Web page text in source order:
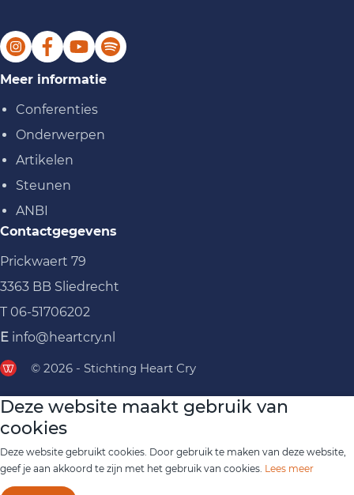
Meer informatie
Conferenties
Onderwerpen
Artikelen
Steunen
ANBI
Contactgegevens
Prickwaert 79
3363 BB Sliedrecht
T 06-51706202
E info@heartcry.nl
© 2026 - Stichting Heart Cry
Deze website maakt gebruik van
cookies
Deze website gebruikt cookies. Door gebruik te maken van deze website,
geef je aan akkoord te zijn met het gebruik van cookies. Lees meer